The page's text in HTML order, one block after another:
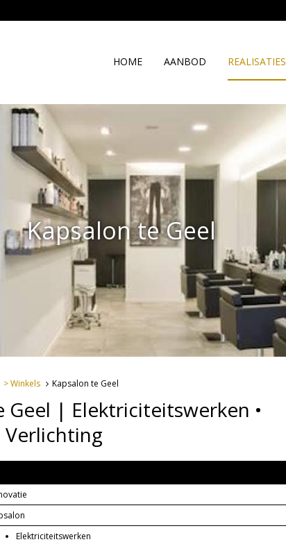
HOME AANBOD REALISATIES
Kapsalon te Geel
> Winkels Kapsalon te Geel
Geel | Elektriciteitswerken •
Verlichting
Elektriciteitswerken